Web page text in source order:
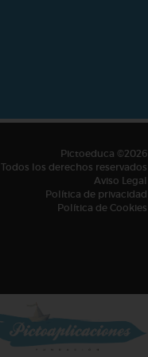
Pictoeduca ©2026
Todos los derechos reservados
Aviso Legal
Política de privacidad
Política de Cookies